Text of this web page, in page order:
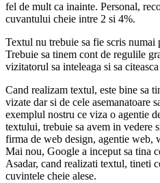
fel de mult ca inainte. Personal,
cuvantului cheie intre 2 si 4%.
Textul nu trebuie sa fie scris numai
Trebuie sa tinem cont de regulile
vizitatorul sa inteleaga si sa
Cand realizam textul, este bine sa
vizate dar si de cele asemanatoare
exemplul nostru ce viza o agentie
textului, trebuie sa avem in vedere
firma de web design, agentie web,
Mai nou, Google a inceput sa tina
Asadar, cand realizati textul, tineti
cuvintele cheie alese.